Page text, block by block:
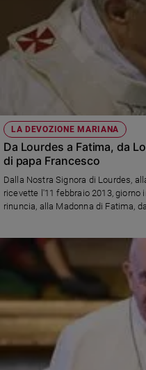
LA DEVOZIONE MARIANA
Da Lourdes a Fatima, da
di papa Francesco
Dalla Nostra Signora di Lourdes,
ricevette l'11 febbraio 2013, giorno
rinuncia, alla Madonna di Fatima,